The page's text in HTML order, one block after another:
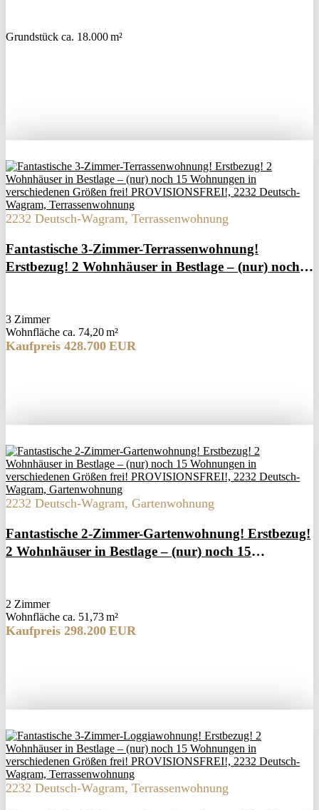
Grund­stück ca. 18.000 m²
2232 Deutsch-Wagram, Terrassenwohnung
Fantastische 3-Zimmer-Terrassenwohnung!
Erstbezug! 2 Wohnhäuser in Bestlage – (nur) noch
3 Zimmer
Wohnfläche ca. 74,20 m²
Kaufpreis 428.700 EUR
2232 Deutsch-Wagram, Gartenwohnung
Fantastische 2-Zimmer-Gartenwohnung! Erstbezug!
2 Wohnhäuser in Bestlage – (nur) noch 15
2 Zimmer
Wohnfläche ca. 51,73 m²
Kaufpreis 298.200 EUR
2232 Deutsch-Wagram, Terrassenwohnung